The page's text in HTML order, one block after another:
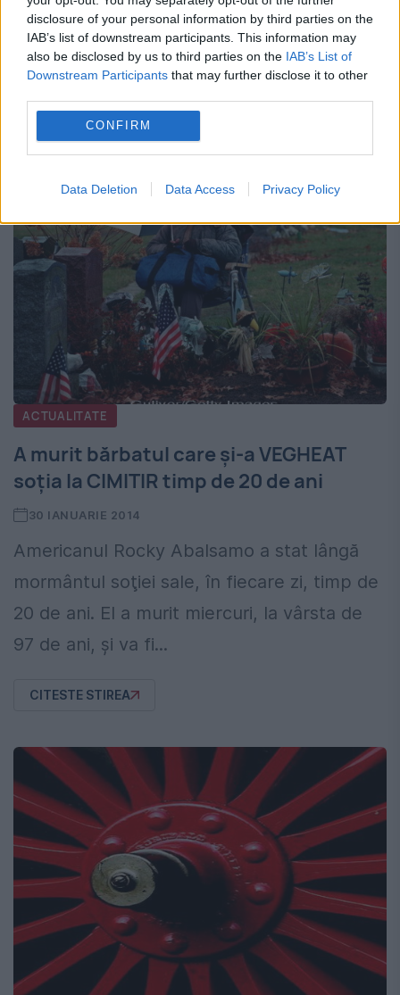
disclosure of your personal information by third parties on the
IAB’s list of downstream participants. This information may
also be disclosed by us to third parties on the IAB’s List of
Downstream Participants that may further disclose it to other
CONFIRM
Data Deletion Data Access Privacy Policy
-19 şi 5 grade C. Cerul va...
ACTUALITATE
A murit bărbatul care şi-a VEGHEAT
soţia la CIMITIR timp de 20 de ani
30 IANUARIE 2014
Americanul Rocky Abalsamo a stat lângă
mormântul soţiei sale, în fiecare zi, timp de
20 de ani. El a murit miercuri, la vârsta de
97 de ani, şi va fi...
CITESTE STIREA